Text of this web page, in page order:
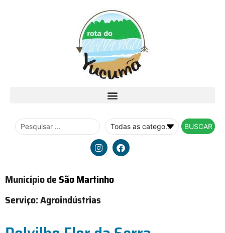
BUSCAR
Município deSão Martinho
Serviço:Agroindústrias